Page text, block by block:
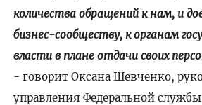
количества обращений к нам, и
бизнес-сообществу, к органам
власти в плане отдачи своих
- говорит Оксана Шевченко,
управления Федеральной службы